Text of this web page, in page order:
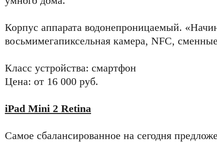
Корпус аппарата водонепроницаемый.
восьмимегапиксельная камера, NFC,
Класс устройства: смартфон
Цена: от 16 000 руб.
iPad Mini 2 Retina
Самое сбалансированное на сегодня